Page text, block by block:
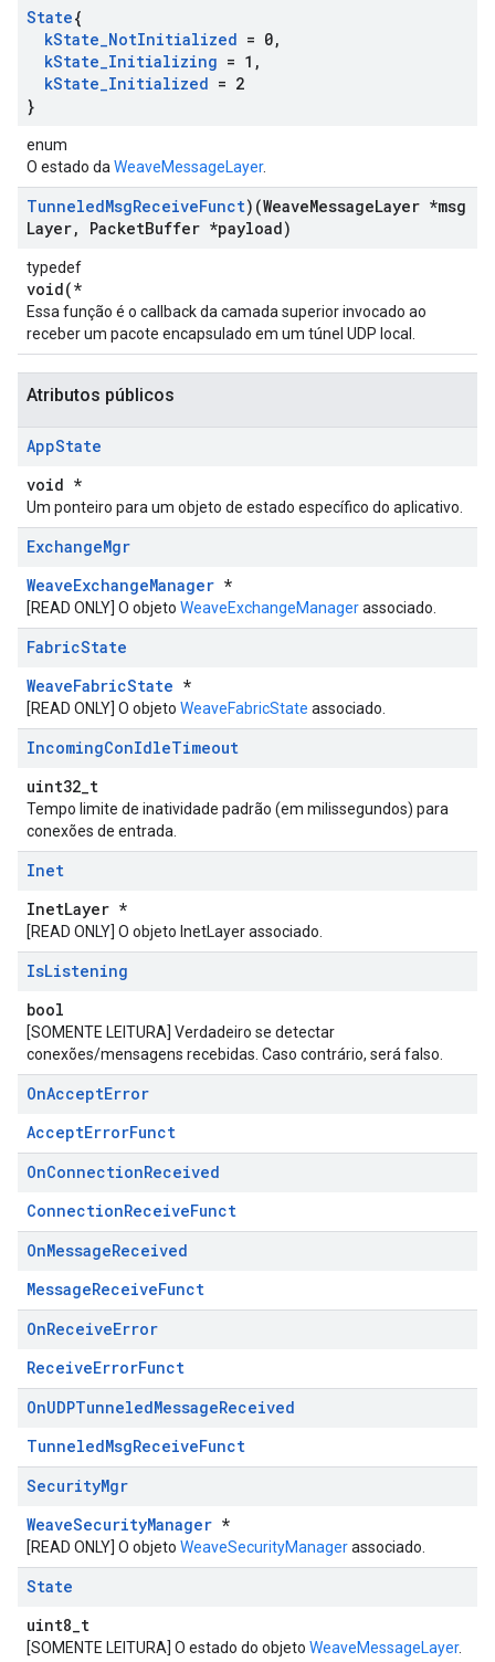
State{
kState_NotInitialized = 0,
kState_Initializing = 1 ,
kState_Initialized = 2
}
enum
O estado da WeaveMessageLayer.
TunneledMsgReceiveFunct)(WeaveMessageLayer *msg
Layer, PacketBuffer *payload)
typedef
void(*
Essa função é o callback da camada superior invocado ao
receber um pacote encapsulado em um túnel UDP local.
Atributos públicos
AppState
void *
Um ponteiro para um objeto de estado específico do aplicativo.
ExchangeMgr
WeaveExchangeManager *
[READ ONLY] O objeto WeaveExchangeManagerassociado.
FabricState
WeaveFabricState *
[READ ONLY] O objeto WeaveFabricState associado.
IncomingConIdleTimeout
uint32_t
Tempo limite de inatividade padrão (em milissegundos) para
conexões de entrada.
Inet
InetLayer *
[READ ONLY] O objeto InetLayer associado.
IsListening
bool
[SOMENTE LEITURA] Verdadeiro se detectar
conexões/mensagens recebidas. Caso contrário, será falso.
OnAcceptError
AcceptErrorFunct
OnConnectionReceived
ConnectionReceiveFunct
OnMessageReceived
MessageReceiveFunct
OnReceiveError
ReceiveErrorFunct
OnUDPTunneledMessageReceived
TunneledMsgReceiveFunct
SecurityMgr
WeaveSecurityManager *
[READ ONLY] O objeto WeaveSecurityManagerassociado.
State
uint8_t
[SOMENTE LEITURA] O estado do objeto WeaveMessageLayer.